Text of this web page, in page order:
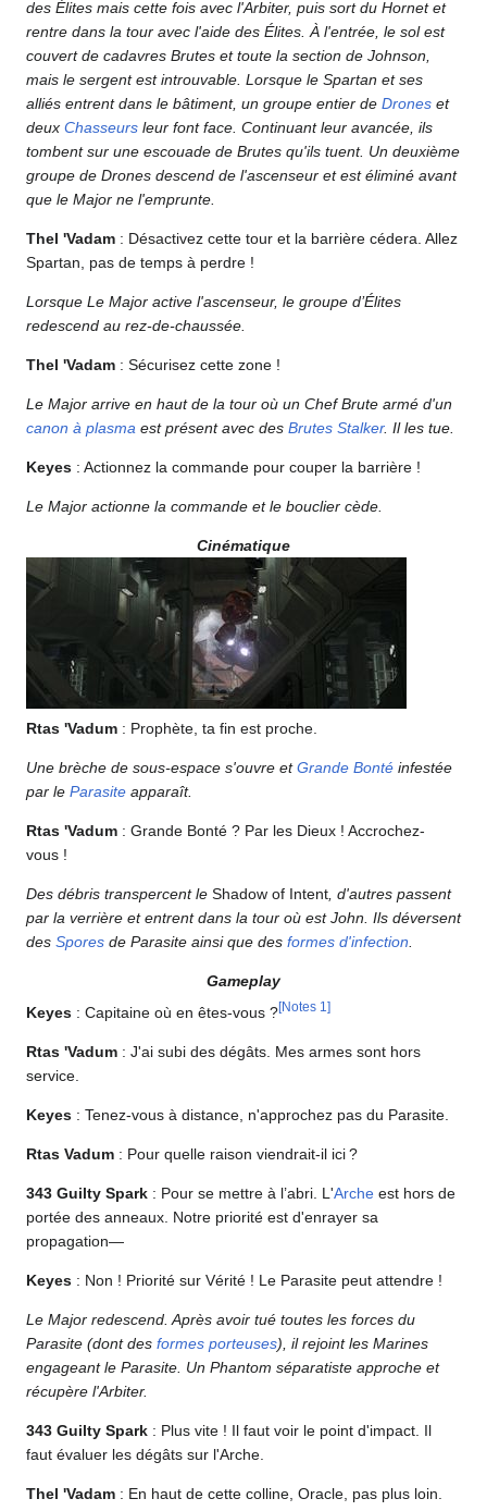
des Élites mais cette fois avec l'Arbiter, puis sort du Hornet et
rentre dans la tour avec l'aide des Élites. À l'entrée, le sol est
couvert de cadavres Brutes et toute la section de Johnson,
mais le sergent est introuvable. Lorsque le Spartan et ses
alliés entrent dans le bâtiment, un groupe entier de Drones et
deux Chasseurs leur font face. Continuant leur avancée, ils
tombent sur une escouade de Brutes qu'ils tuent. Un deuxième
groupe de Drones descend de l'ascenseur et est éliminé avant
que le Major ne l'emprunte.
Thel 'Vadam : Désactivez cette tour et la barrière cédera. Allez
Spartan, pas de temps à perdre !
Lorsque Le Major active l'ascenseur, le groupe d’Élites
redescend au rez-de-chaussée.
Thel 'Vadam : Sécurisez cette zone !
Le Major arrive en haut de la tour où un Chef Brute armé d'un
canon à plasma est présent avec des Brutes Stalker. Il les tue.
Keyes : Actionnez la commande pour couper la barrière !
Le Major actionne la commande et le bouclier cède.
Cinématique
Rtas 'Vadum : Prophète, ta fin est proche.
Une brèche de sous-espace s'ouvre etGrande Bonté infestée
par le Parasite apparaît.
Rtas 'Vadum : Grande Bonté ? Par les Dieux ! Accrochez-
vous !
Des débris transpercent le Shadow of Intent , d'autres passent
par la verrière et entrent dans la tour où est John. Ils déversent
des Spores de Parasite ainsi que des formes d'infection
Gameplay
Keyes : Capitaine où en êtes-vous ?[Notes 1 ]
Rtas 'Vadum : J'ai subi des dégâts. Mes armes sont hors
service.
Keyes : Tenez-vous à distance, n'approchez pas du Parasite.
Rtas Vadum : Pour quelle raison viendrait-il ici ?
343 Guilty Spark : Pour se mettre à l’abri. L'Arche est hors de
portée des anneaux. Notre priorité est d'enrayer sa
propagation—
Keyes : Non ! Priorité sur Vérité ! Le Parasite peut attendre !
Le Major redescend. Après avoir tué toutes les forces du
Parasite (dont des formes porteuses), il rejoint les Marines
engageant le Parasite. Un Phantom séparatiste approche et
récupère l'Arbiter.
343 Guilty Spark : Plus vite ! Il faut voir le point d'impact. Il
faut évaluer les dégâts sur l'Arche.
Thel 'Vadam : En haut de cette colline, Oracle, pas plus loin.